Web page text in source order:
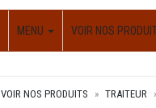
MENU VOIR NOS
VOIR NOS PRODUITS TRAITEUR